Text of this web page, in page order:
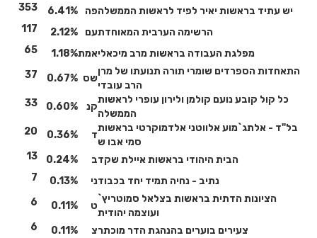
יש עתיד בראשות יאיר לפיד לראשות הממשלהפה 6.41%
353
הרשימה הערבית המאוחדתעם 2.12%
117
מפלגת העבודה בראשות מרב מיכאליאמת1.18%
65
התאחדות הספרדים שומרי תורה תנועתו של מרן
הרב עובדי
שס 0.67%
37
כל קול קובע נועם קולמן ולירון עופרי לראשות
הממשלה
קנ 0.60%
33
בל"ד - אלתג`מוע אלווטני אלדמוקרטי בראשות
סמי אבו ש
ד 0.36%
20
הבית היהודי בראשות איילת שקדב 0.24%
13
נתיב - נחיה תמיד יחד בכבודני 0.13%
הציונות הדתית בראשות בצלאל סמוטריץ`
ועוצמה יהודית
ט 0.11%
צעירים בוערים בהנהגת הדר מוכתרצ 0.11%